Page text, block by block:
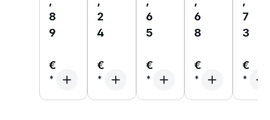
8
9
€
2
4
€
6
5
€
6
8
€
7
3
€